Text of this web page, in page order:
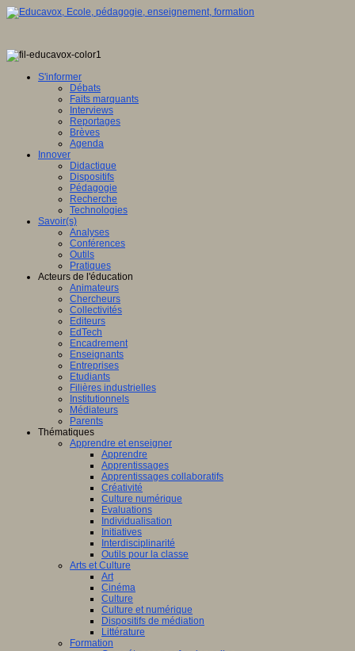
S'informer
Débats
Faits marquants
Interviews
Reportages
Brèves
Agenda
Innover
Didactique
Dispositifs
Pédagogie
Recherche
Technologies
Savoir(s)
Analyses
Conférences
Outils
Pratiques
Acteurs de l'éducation
Animateurs
Chercheurs
Collectivités
Editeurs
EdTech
Encadrement
Enseignants
Entreprises
Etudiants
Filières industrielles
Institutionnels
Médiateurs
Parents
Thématiques
Apprendre et enseigner
Apprendre
Apprentissages
Apprentissages collaboratifs
Créativité
Culture numérique
Evaluations
Individualisation
Initiatives
Interdisciplinarité
Outils pour la classe
Arts et Culture
Art
Cinéma
Culture
Culture et numérique
Dispositifs de médiation
Littérature
Formation